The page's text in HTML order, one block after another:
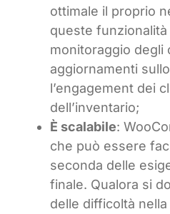
ottimale il proprio
queste
monitoraggio degli
aggiornamenti
l’engagement dei
dell’inventario;
È scalabile:
che può essere
seconda delle
finale. Qualora si
delle difficoltà